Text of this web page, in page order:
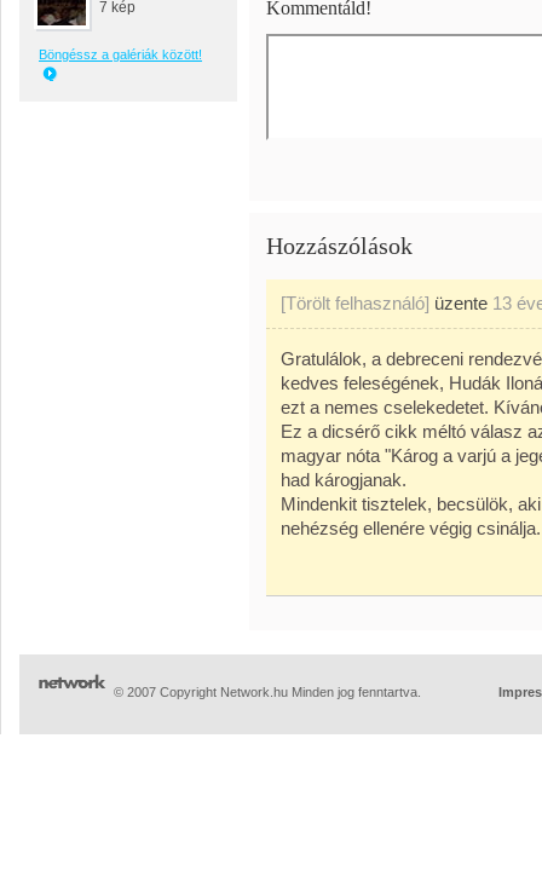
7 kép
Böngéssz a galériák között!
Kommentáld!
Hozzászólások
[Törölt felhasználó] üzente 13
Gratulálok, a debreceni
kedves feleségének, Hudák
ezt a nemes cselekedetet.
Ez a dicsérő cikk méltó válasz
magyar nóta "Károg a varjú a
had károgjanak.
Mindenkit tisztelek, becsülök,
nehézség ellenére végig
© 2007 Copyright Network.hu Minden jog fenntartva.